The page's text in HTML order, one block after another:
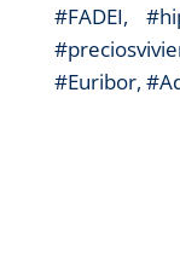
#FADEI,
#Euribor,